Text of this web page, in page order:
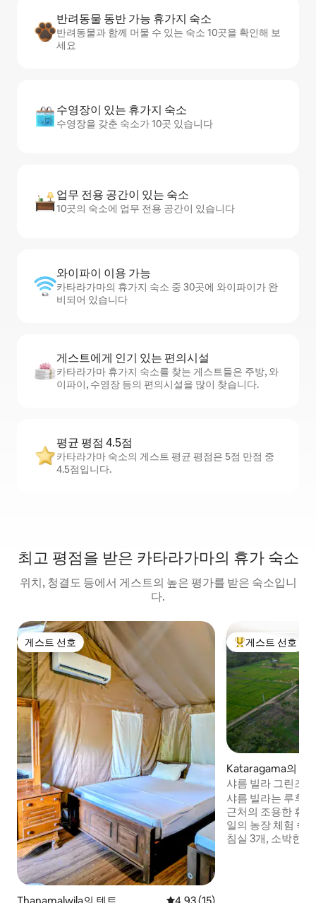
반려동물 동반 가능 휴가지 숙소
반려동물과 함께 머물 수 있는 숙소 10곳을 확인해 보
세요
수영장이 있는 휴가지 숙소
수영장을 갖춘 숙소가 10곳 있습니다
업무 전용 공간이 있는 숙소
10곳의 숙소에 업무 전용 공간이 있습니다
와이파이 이용 가능
카타라가마의 휴가지 숙소 중 30곳에 와이파이가 완
비되어 있습니다
게스트에게 인기 있는 편의시설
카타라가마 휴가지 숙소를 찾는 게스트들은 주방, 와
이파이, 수영장 등의 편의시설을 많이 찾습니다.
평균 평점 4.5점
카타라가마 숙소의 게스트 평균 평점은 5점 만점 중
4.5점입니다.
최고 평점을 받은 카타라가마의 휴가 숙소
위치, 청결도 등에서 게스트의 높은 평가를 받은 숙소입니
다.
게스트 선호
게스트 선호
Thanamalwila의 텐트 평점 4.93점(5점 만점), 후기 15
4.93 (15)
상위 게스트 선호
게스트 선호
Kataragama의 농
샤름 빌라 그린즈 |
무르세요
샤름 빌라는 루후
근처의 조용한 휴
일의 농장 체험 숙
침실 3개, 소박한